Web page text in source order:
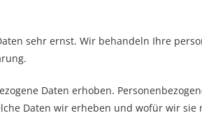
sehr ernst. Wir behandeln Ihre
Daten erhoben.
Daten wir erheben und wofür wir